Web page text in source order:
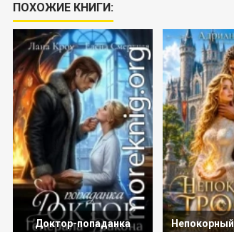
ПОХОЖИЕ КНИГИ:
Доктор-попаданка